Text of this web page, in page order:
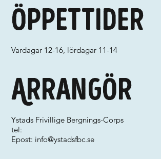
Arrangör
Ystads Frivillige Bergnings-Corps
tel:
Epost: info@ystadsfbc.se
Öppettider
Vardagar 12-16, lördagar 11-14